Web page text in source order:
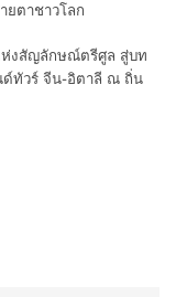
ยตาชาวโลก
ห่งสัญลักษณ์ตรีศูล สู่บท
ด์ทัวร์ จีน-อิตาลี ณ ถิ่น